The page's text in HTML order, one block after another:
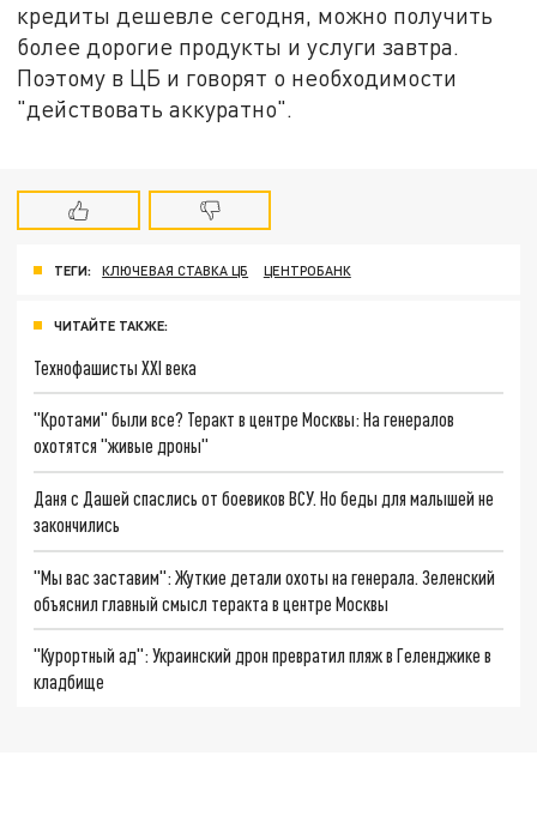
кредиты дешевле сегодня, можно получить
более дорогие продукты и услуги завтра.
Поэтому в ЦБ и говорят о необходимости
"действовать аккуратно".
ТЕГИ: КЛЮЧЕВАЯ СТАВКА ЦБ ЦЕНТРОБАНК
ЧИТАЙТЕ ТАКЖЕ:
Технофашисты XXI века
"Кротами" были все? Теракт в центре Москвы: На генералов
охотятся "живые дроны"
Даня с Дашей спаслись от боевиков ВСУ. Но беды для малышей не
закончились
"Мы вас заставим": Жуткие детали охоты на генерала. Зеленский
объяснил главный смысл теракта в центре Москвы
"Курортный ад": Украинский дрон превратил пляж в Геленджике в
кладбище